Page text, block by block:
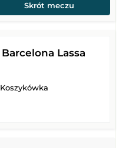
Skrót meczu
Barcelona Lassa
Koszykówka